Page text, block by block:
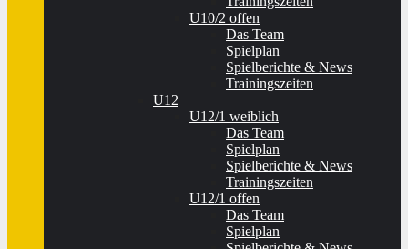
U10/2 offen
Das Team
Spielplan
Spielberichte & News
Trainingszeiten
U12
U12/1 weiblich
Das Team
Spielplan
Spielberichte & News
Trainingszeiten
U12/1 offen
Das Team
Spielplan